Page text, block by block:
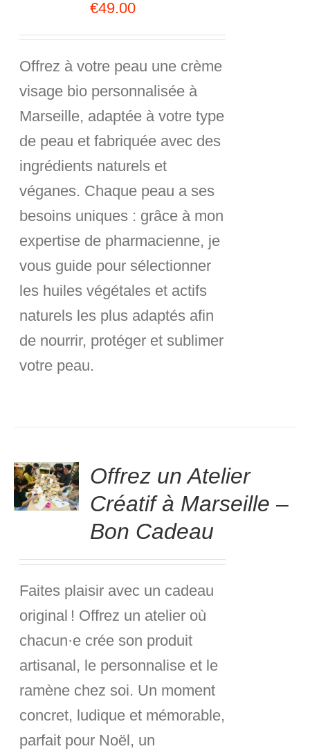
€49.00
Offrez à votre peau une crème
visage bio personnalisée à
Marseille, adaptée à votre type
de peau et fabriquée avec des
ingrédients naturels et
véganes. Chaque peau a ses
besoins uniques : grâce à mon
expertise de pharmacienne, je
vous guide pour sélectionner
les huiles végétales et actifs
naturels les plus adaptés afin
de nourrir, protéger et sublimer
votre peau.
Offrez un Atelier
Créatif à Marseille –
Bon Cadeau
Faites plaisir avec un cadeau
original ! Offrez un atelier où
chacun·e crée son produit
artisanal, le personnalise et le
ramène chez soi. Un moment
concret, ludique et mémorable,
parfait pour Noël, un